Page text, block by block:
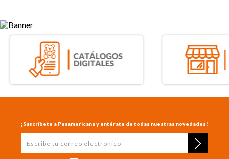
¡Suscríbete a Panamericana y entérate de todas nuestras novedades!